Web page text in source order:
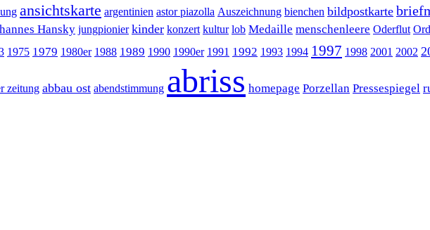
ansichtskarte argentinien astor piazolla Auszeichnung bienchen bildpostkarte
Hansky jungpionier kinder konzert kultur lob Medaille menschenleere Oderflut
1975 1979 1980er 1988 1989 1990 1990er 1991 1992 1993 1994 1997 1998 2001 2002
zeitung abbau ost abendstimmung abriss homepage Porzellan Pressespiegel